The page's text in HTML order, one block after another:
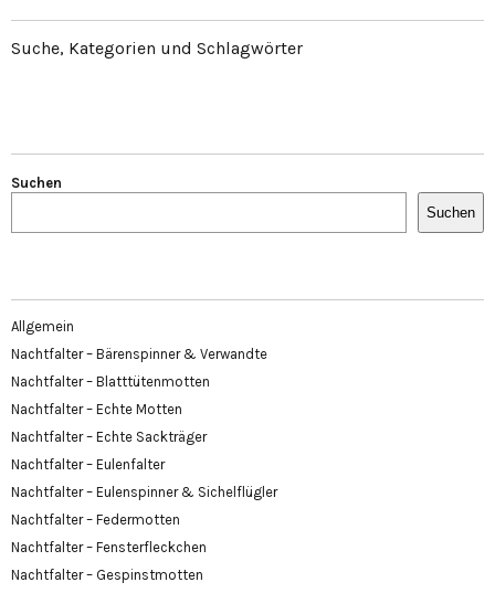
Suche, Kategorien und Schlagwörter
Suchen
Suchen
Allgemein
Nachtfalter – Bärenspinner & Verwandte
Nachtfalter – Blatttütenmotten
Nachtfalter – Echte Motten
Nachtfalter – Echte Sackträger
Nachtfalter – Eulenfalter
Nachtfalter – Eulenspinner & Sichelflügler
Nachtfalter – Federmotten
Nachtfalter – Fensterfleckchen
Nachtfalter – Gespinstmotten